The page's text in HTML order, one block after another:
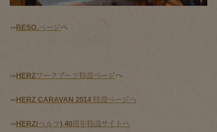
⇒RESO.ページへ
⇒HERZワークブーツ特設ページへ
⇒HERZ CARAVAN 2014 特設ページへ
⇒HERZ(ヘルツ) 40周年特設サイトへ